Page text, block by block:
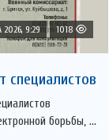
2026, 9:29 1018
cпециaлистoв
борьбы, ...